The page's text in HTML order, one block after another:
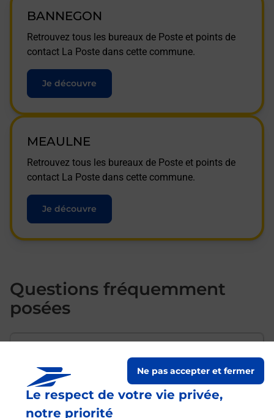
Le respect de votre vie privée,
notre priorité
Ne pas accepter et fermer
BANNEGON
Retrouvez tous les bureaux de Poste et points de
contact La Poste dans cette commune.
Je découvre
MEAULNE
Retrouvez tous les bureaux de Poste et points de
contact La Poste dans cette commune.
Je découvre
Questions fréquemment
posées
Comment envoyer mon colis de
chez moi ?